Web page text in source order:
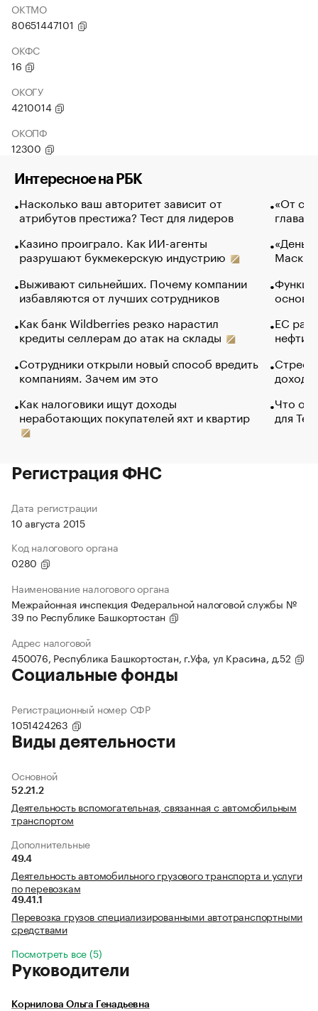
ОКТМО
80651447101
ОКФС
16
ОКОГУ
4210014
ОКОПФ
12300
Интересное на РБК
Насколько ваш авторитет зависит от
атрибутов престижа? Тест для лидеров
Казино проиграло. Как ИИ-агенты
разрушают букмекерскую индустрию
Выживают сильнейших. Почему компании
избавляются от лучших сотрудников
Как банк Wildberries резко нарастил
кредиты селлерам до атак на склады
Сотрудники открыли новый способ вредить
компаниям. Зачем им это
Как налоговики ищут доходы
неработающих покупателей яхт и квартир
«От
глава
Маск в
основ
ЕС
нефти
Что
для
Регистрация ФНС
Дата регистрации
10 августа 2015
Код налогового органа
0280
Наименование налогового органа
Межрайонная инспекция Федеральной налоговой службы №
39 по Республике Башкортостан
Адрес налоговой
450076, Республика Башкортостан, г.Уфа, ул Красина, д.52
Социальные фонды
Регистрационный номер СФР
1051424263
Виды деятельности
Основной
52.21.2
Деятельность вспомогательная, связанная с автомобильным
транспортом
Дополнительные
49.4
Деятельность автомобильного грузового транспорта и услуги
по перевозкам
49.41.1
Перевозка грузов специализированными автотранспортными
средствами
Посмотреть все (5)
Руководители
Корнилова Ольга Генадьевна